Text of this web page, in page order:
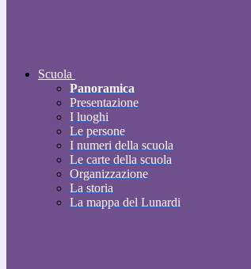
Scuola
Panoramica
Presentazione
I luoghi
Le persone
I numeri della scuola
Le carte della scuola
Organizzazione
La storia
La mappa del Lunardi